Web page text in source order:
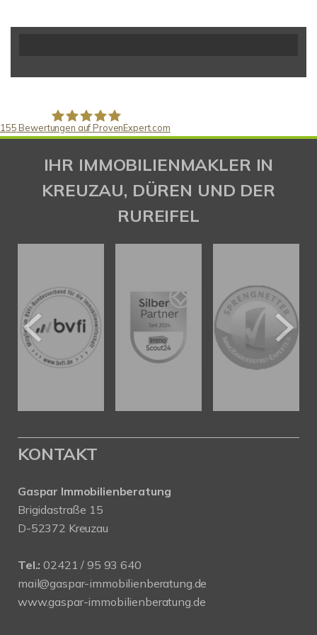
Gaspar Immobilienberatung
155 Bewertungen auf ProvenExpert.com
IHR IMMOBILIENMAKLER IN
KREUZAU, DÜREN UND DER
RUREIFEL
KONTAKT
Gaspar Immobilienberatung
Brigidastraße 15
D-52372 Kreuzau
Tel.: 02421 / 95 93 640
mail@gaspar-immobilienberatung.de
www.gaspar-immobilienberatung.de